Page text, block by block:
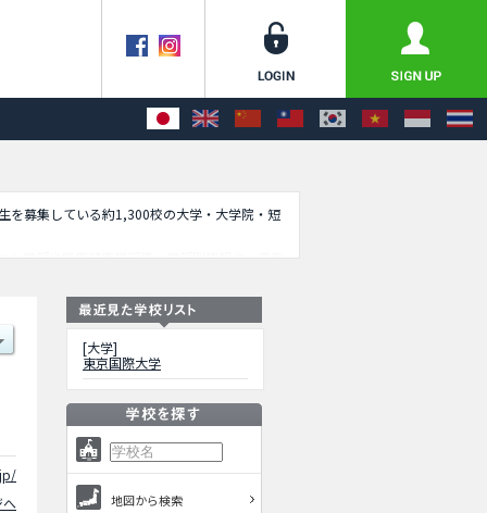
を募集している約1,300校の大学・大学院・短
ン学部や医療健康学部等、学部別情報や、募集
へ
[大学]
東京国際大学
地図から検索